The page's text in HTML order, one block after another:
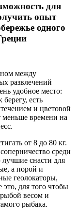
для
опыт
одного
между
развлечений
удобное место:
есть
и цветовой
меньше времени на
от 8 до 80 кг.
среди
снасти для
а порой и
геолокаторы,
для того чтобы
весом и
рыбака.